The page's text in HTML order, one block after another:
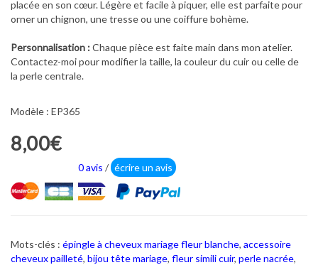
placée en son cœur. Légère et facile à piquer, elle est parfaite pour
orner un chignon, une tresse ou une coiffure bohème.
Personnalisation :Chaque pièce est faite main dans mon atelier.
Contactez-moi pour modifier la taille, la couleur du cuir ou celle de
la perle centrale.
Modèle : EP365
8,00€
0 avis / écrire un avis
Mots-clés : épingle à cheveux mariage fleur blanche, accessoire
cheveux pailleté, bijou tête mariage, fleur simili cuir, perle nacrée,